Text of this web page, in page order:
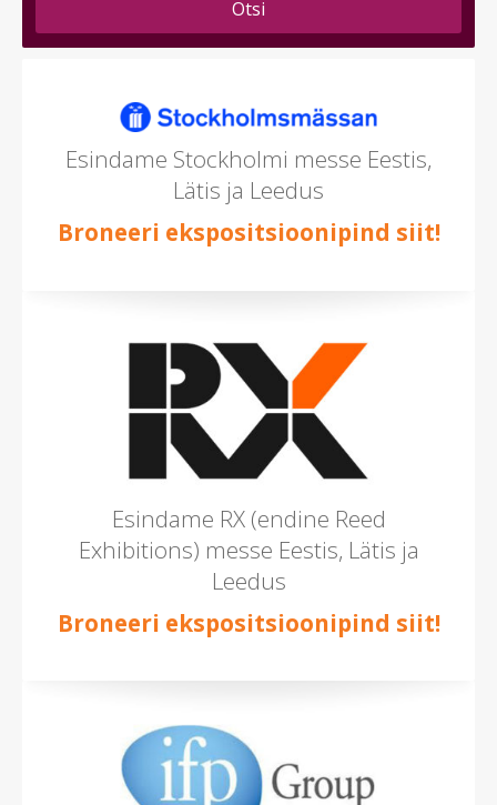
valida
Esindame Stockholmi messe Eestis,
Lätis ja Leedus
Broneeri ekspositsioonipind siit!
Esindame RX (endine Reed
Exhibitions) messe Eestis, Lätis ja
Leedus
Broneeri ekspositsioonipind siit!